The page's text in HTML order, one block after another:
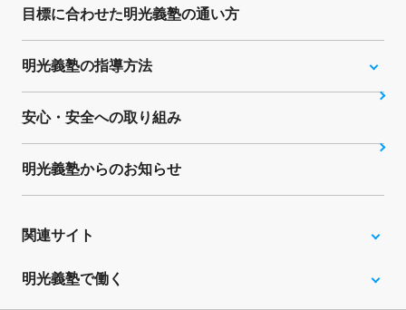
目標に合わせた明光義塾の通い方
明光義塾の指導方法
安心・安全への取り組み
明光義塾からのお知らせ
関連サイト
明光義塾で働く